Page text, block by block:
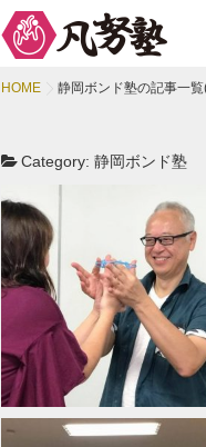
HOME 静岡ボンド塾の記事一
Category: 静岡ボンド塾